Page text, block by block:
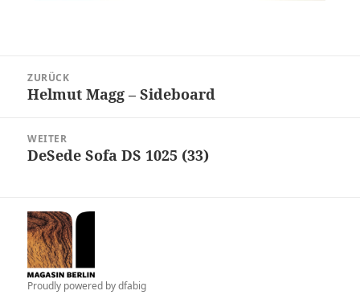
ZURÜCK
Vorheriger
Helmut Magg – Sideboard
WEITER
Nächster
DeSede Sofa DS 1025 (33)
Proudly powered bydfabig